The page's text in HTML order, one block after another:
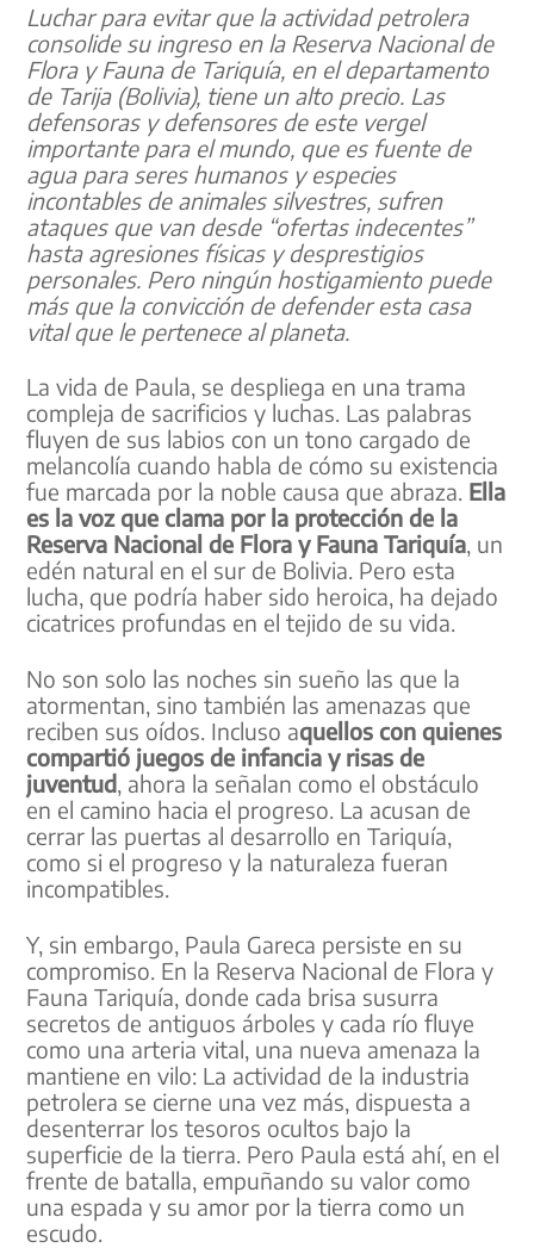
Luchar para evitar que la actividad petrolera
consolide su ingreso en la Reserva Nacional de
Flora y Fauna de Tariquía, en el departamento
de Tarija (Bolivia), tiene un alto precio. Las
defensoras y defensores de este vergel
importante para el mundo, que es fuente de
agua para seres humanos y especies
incontables de animales silvestres, sufren
ataques que van desde “ofertas indecentes”
hasta agresiones físicas y desprestigios
personales. Pero ningún hostigamiento puede
más que la convicción de defender esta casa
vital que le pertenece al planeta.
La vida de Paula, se despliega en una trama
compleja de sacrificios y luchas. Las palabras
fluyen de sus labios con un tono cargado de
melancolía cuando habla de cómo su existencia
fue marcada por la noble causa que abraza. Ella
es la voz que clama por la protección de la
Reserva Nacional de Flora y Fauna Tariquía, un
edén natural en el sur de Bolivia. Pero esta
lucha, que podría haber sido heroica, ha dejado
cicatrices profundas en el tejido de su vida.
No son solo las noches sin sueño las que la
atormentan, sino también las amenazas que
reciben sus oídos. Incluso aquellos con quienes
compartió juegos de infancia y risas de
juventud, ahora la señalan como el obstáculo
en el camino hacia el progreso. La acusan de
cerrar las puertas al desarrollo en Tariquía,
como si el progreso y la naturaleza fueran
incompatibles.
Y, sin embargo, Paula Gareca persiste en su
compromiso. En la Reserva Nacional de Flora y
Fauna Tariquía, donde cada brisa susurra
secretos de antiguos árboles y cada río fluye
como una arteria vital, una nueva amenaza la
mantiene en vilo: La actividad de la industria
petrolera se cierne una vez más, dispuesta a
desenterrar los tesoros ocultos bajo la
superficie de la tierra. Pero Paula está ahí, en el
frente de batalla, empuñando su valor como
una espada y su amor por la tierra como un
escudo.